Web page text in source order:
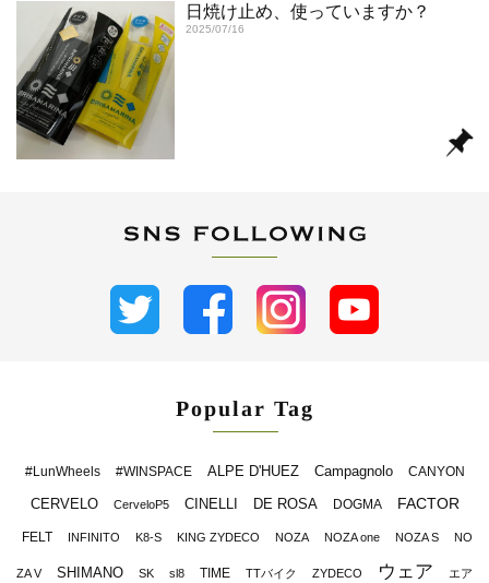
日焼け止め、使っていますか？
2025/07/16
Popular Tag
#LunWheels #WINSPACE ALPE D'HUEZ Campagnolo CANYON
CERVELO CerveloP5 CINELLI DE ROSA DOGMA FACTOR
FELT INFINITO K8-S KING ZYDECO NOZA NOZA one NOZA S NO
ZA V SHIMANO SK sl8 TIME TTバイク ZYDECO ウェア エア